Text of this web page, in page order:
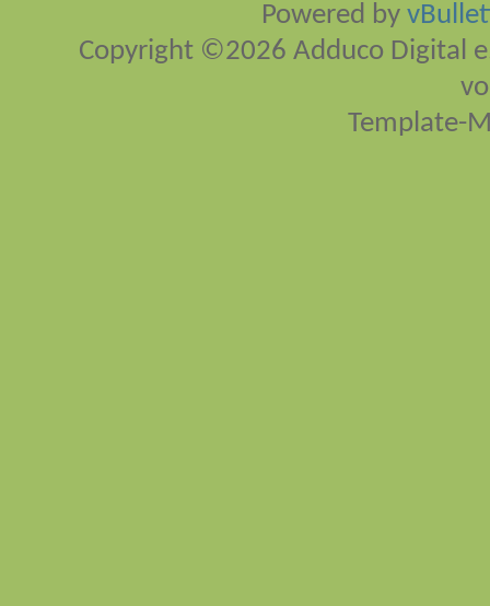
Powered by
Copyright ©2026 Adduco Digital
Template-